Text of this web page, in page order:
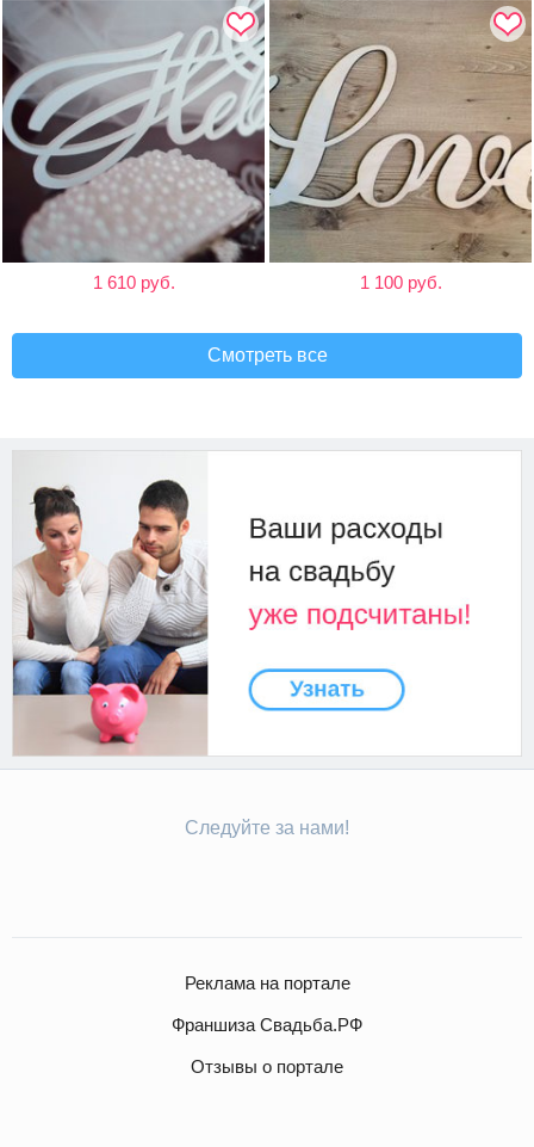
1 610 руб. 1 100 руб.
Смотреть все
Следуйте за нами!
Реклама на портале
Франшиза Свадьба.РФ
Отзывы о портале